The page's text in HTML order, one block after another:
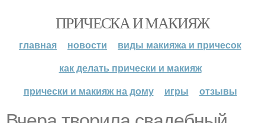
ПРИЧЕСКА И МАКИЯЖ
главная новости
виды макияжа и причесок
как делать прически и макияж
прически и макияж на дому
игры отзывы